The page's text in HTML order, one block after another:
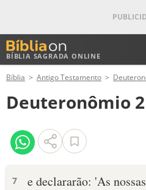
BÍBLIA SAGRADA ONLINE
ANTIGO TESTAMENTO
NOVO TESTAMENTO
VERSÍCULOS
Bíblia Antigo Testamento
Deuteronômio
7
e declararão: 'As